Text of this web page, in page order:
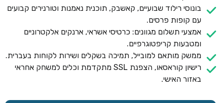
בונוסי רילוד שבועיים, קאשבק, תוכנית נאמנות וטורנירים קבועים
עם קופות פרסים.
אמצעי תשלום מגוונים: כרטיסי אשראי, ארנקים אלקטרוניים
ומטבעות קריפטוגרפיים.
ממשק מותאם למובייל, תמיכה בשקלים ושירות לקוחות בעברית.
רישיון קוראסאו, הצפנת SSL מתקדמת וכלים למשחק אחראי
באזור האישי.